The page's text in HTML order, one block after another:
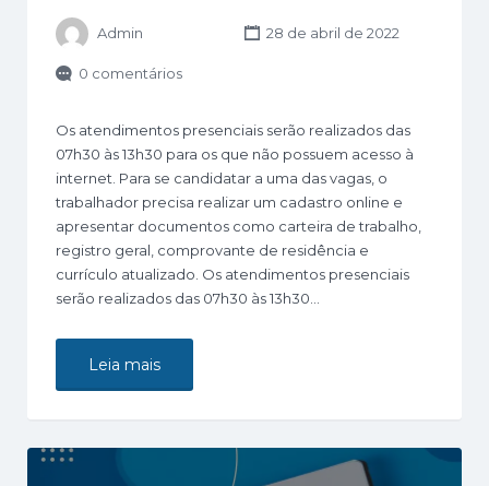
Admin 28 de abril de 2022
0 comentários
Os atendimentos presenciais serão realizados das
07h30 às 13h30 para os que não possuem acesso à
internet. Para se candidatar a uma das vagas, o
trabalhador precisa realizar um cadastro online e
apresentar documentos como carteira de trabalho,
registro geral, comprovante de residência e
currículo atualizado. Os atendimentos presenciais
serão realizados das 07h30 às 13h30…
Leia mais